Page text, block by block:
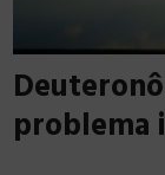
problema